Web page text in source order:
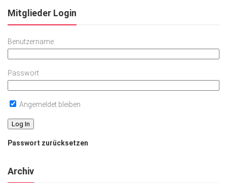
Mitglieder Login
Benutzername
Passwort
Angemeldet bleiben
Passwort zurücksetzen
Archiv